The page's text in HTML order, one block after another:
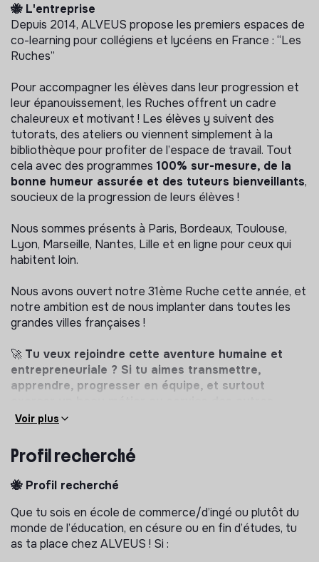
🐝 L'entreprise
Depuis 2014, ALVEUS propose les premiers espaces de
co-learning pour collégiens et lycéens en France : “Les
Ruches”
Pour accompagner les élèves dans leur progression et
leur épanouissement, les Ruches offrent un cadre
chaleureux et motivant ! Les élèves y suivent des
tutorats, des ateliers ou viennent simplement à la
bibliothèque pour profiter de l’espace de travail. Tout
cela avec des programmes 100% sur-mesure, de la
bonne humeur assurée et des tuteurs bienveillants,
soucieux de la progression de leurs élèves !
Nous sommes présents à Paris, Bordeaux, Toulouse,
Lyon, Marseille, Nantes, Lille et en ligne pour ceux qui
habitent loin.
Nous avons ouvert notre 31ème Ruche cette année, et
notre ambition est de nous implanter dans toutes les
grandes villes françaises !
🚀 Tu veux rejoindre cette aventure humaine et
entrepreneuriale ? Si tu aimes transmettre,
apprendre, progresser en équipe, et surtout
envoie-nous ta candidature !
Tu géreras une Ruche en binôme, du mardi au samedi,
Assurer le suivi pédagogique des élèves : identifier
des solutions adaptées à chaque profil et créer une
Voir plus
Profil recherché
🐝 Profil recherché
Que tu sois en école de commerce/d’ingé ou plutôt du
monde de l’éducation, en césure ou en fin d’études, tu
as ta place chez ALVEUS ! Si :